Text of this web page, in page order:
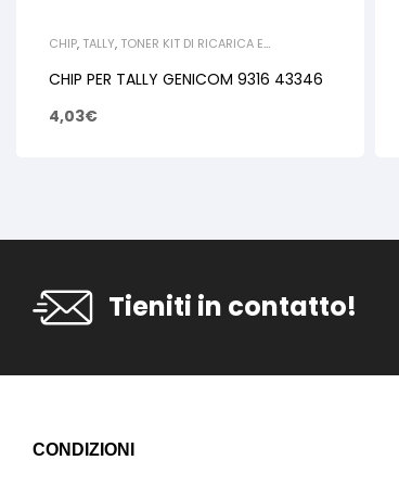
CHIP, TALLY, TONER KIT DI RICARICA E
CHIP PER TALLY GENICOM 9316 43346
4,03€
Tieniti in contatto!
CONDIZIONI